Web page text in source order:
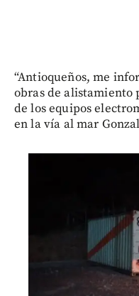
“Antioqueños, me
obras de alistamiento
de los equipos
en la vía al mar